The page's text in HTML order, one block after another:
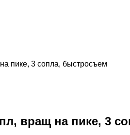
пике, 3 сопла, быстросъем
вращ на пике, 3